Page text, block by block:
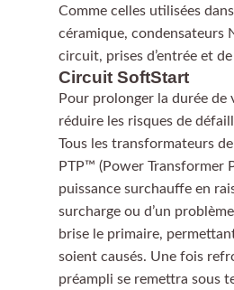
Comme celles utilisées
céramique, condensateurs
circuit, prises d’entrée et
Circuit SoftStart
Pour prolonger la durée de
réduire les risques de
Tous les transformateurs
PTP™ (Power Transformer
puissance surchauffe en
surcharge ou d’un
brise le primaire,
soient causés. Une fois
préampli se remettra sous